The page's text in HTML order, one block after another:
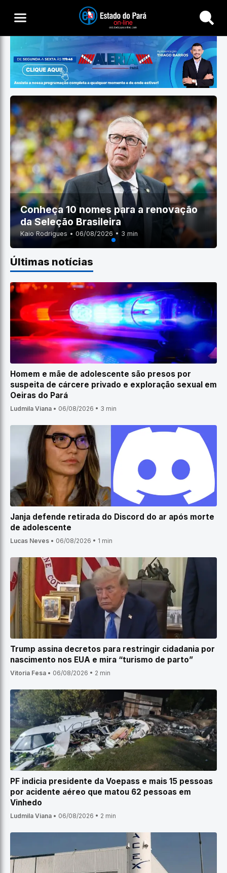
Buscar
Conheça 10 nomes para a renovação
da Seleção Brasileira
Kaio Rodrigues • 06/08/2026 • 3 min
Últimas notícias
Homem e mãe de adolescente são presos por
suspeita de cárcere privado e exploração sexual em
Oeiras do Pará
Ludmila Viana • 06/08/2026 • 3 min
Janja defende retirada do Discord do ar após morte
de adolescente
Lucas Neves • 06/08/2026 • 1 min
Trump assina decretos para restringir cidadania por
nascimento nos EUA e mira “turismo de parto”
Vitoria Fesa • 06/08/2026 • 2 min
PF indicia presidente da Voepass e mais 15 pessoas
por acidente aéreo que matou 62 pessoas em
Vinhedo
Ludmila Viana • 06/08/2026 • 2 min